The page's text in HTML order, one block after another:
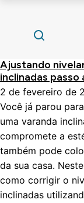
Ajustando
inclinadas passo
2 de fevereiro de
Você já parou
uma varanda
compromete a
também pode
da sua casa.
como corrigir o
inclinadas